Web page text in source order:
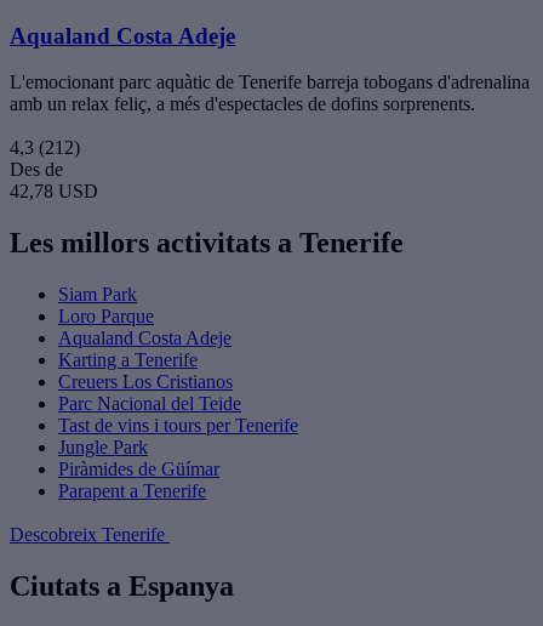
Aqualand Costa Adeje
L'emocionant parc aquàtic de Tenerife barreja tobogans d'adrenalina
amb un relax feliç, a més d'espectacles de dofins sorprenents.
4,3 (212)
Des de
42,78 USD
Les millors activitats a Tenerife
Siam Park
Loro Parque
Aqualand Costa Adeje
Karting a Tenerife
Creuers Los Cristianos
Parc Nacional del Teide
Tast de vins i tours per Tenerife
Jungle Park
Piràmides de Güímar
Parapent a Tenerife
Descobreix Tenerife
Ciutats a Espanya